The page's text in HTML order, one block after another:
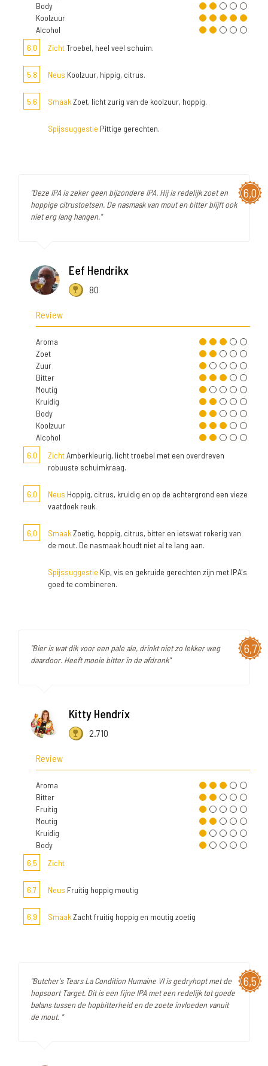
Body
Koolzuur
Alcohol
6,0
ZichtTroebel, heel veel schuim.
5,8 Neus Koolzuur, hippig, citrus.
5,6 SmaakZoet, licht zurig van de koolzuur, hoppig.
Spijssuggestie Pittige gerechten.
6,0
"Deze IPA is zeker geen bijzondere IPA. Hij is redelijk zoet en
hoppige citrustoetsen. De nasmaak van mout en bitter blijft ook
niet erg lang hangen."
Eef Hendrikx
80
Review
Aroma
Zoet
Zuur
Bitter
Moutig
Kruidig
Body
Koolzuur
Alcohol
6,0
ZichtAmberkleurig, licht troebel met een overdreven
robuuste schuimkraag.
6,0 Neus Hoppig, citrus, kruidig en op de achtergrond een vieze
vaatdoek reuk.
6,0 SmaakZoetig, hoppig, citrus, bitter en ietswat rokerig van
de mout. De nasmaak houdt niet al te lang aan.
Spijssuggestie Kip, vis en gekruide gerechten zijn met IPA's
goed te combineren.
6,7
"Bier is wat dik voor een pale ale, drinkt niet zo lekker weg
daardoor. Heeft mooie bitter in de afdronk"
Kitty Hendrix
2.710
Review
Aroma
Bitter
Fruitig
Moutig
Kruidig
Body
6,5
Zicht
6,7 Neus Fruitig hoppig moutig
6,9 SmaakZacht fruitig hoppig en moutig zoetig
6,5
"Butcher's Tears La Condition Humaine VI is gedryhopt met de
hopsoort Target. Dit is een fijne IPA met een redelijk tot goede
balans tussen de hopbitterheid en de zoete invloeden vanuit
de mout. "